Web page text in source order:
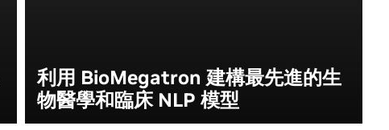
利用 BioMegatron 建構最先進的生
物醫學和臨床 NLP 模型